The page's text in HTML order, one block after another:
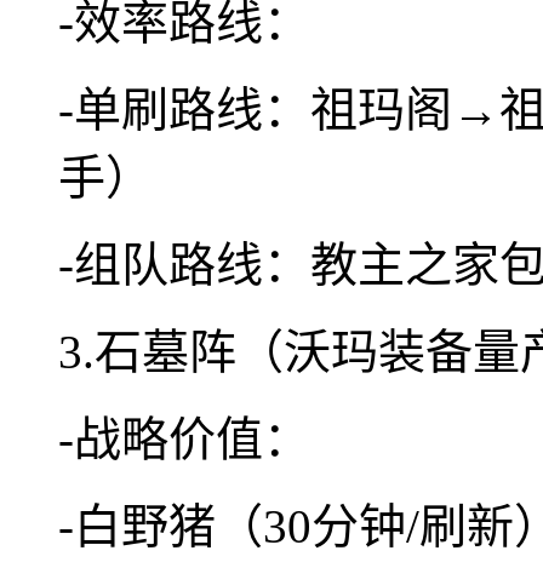
-效率路线：
-单刷路线：祖玛阁→
手）
-组队路线：教主之家
3.石墓阵（沃玛装备量
-战略价值：
-白野猪（30分钟/刷新